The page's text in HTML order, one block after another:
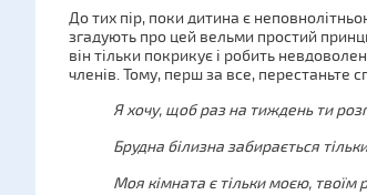
До тих пір, поки дитина є
згадують про цей вельми простий
він тільки покрикує і робить
членів. Тому, перш за все, перестаньте
Я хочу, щоб раз на тиждень ти
Брудна білизна забирається
Моя кімната є тільки моєю,